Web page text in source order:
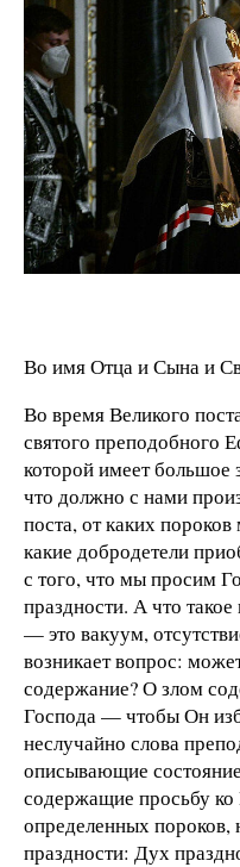
Во имя Отца и Сына и
Во время Великого
святого преподобного
которой имеет большое
что должно с нами
поста, от каких
какие добродетели
с того, что мы просим
праздности. А что
— это вакуум,
возникает вопрос:
содержание? О злом
Господа — чтобы Он
неслучайно слова
описывающие
содержащие просьбу ко
определенных
праздности: Дух